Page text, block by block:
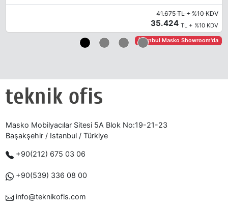
41.675 TL + %10 KDV
35.424 TL + %10 KDV
İstanbul Masko Showroom'da
Masko Mobilyacılar Sitesi 5A Blok No:19-21-23
Başakşehir / Istanbul / Türkiye
+90(212) 675 03 06
+90(539) 336 08 00
info@teknikofis.com